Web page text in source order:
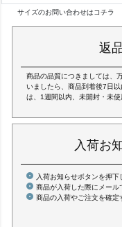
サイズのお問い合わせはコチラ
返
商品の品質につきましては、
いましたら、商品到着後7日
は、1週間以内、未開封・未使
入荷お
入荷お知らせボタンを押下
商品が入荷した際にメール
商品の入荷やご注文を確定